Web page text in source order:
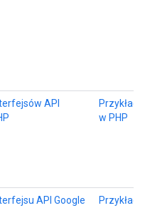
API
Przykłady
w PHP
API Google
Przykłady